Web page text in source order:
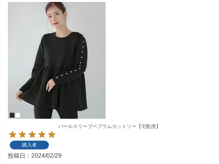
パールスリーブペプラムカットソー【宅配便】
購入者
投稿日 2024/02/29